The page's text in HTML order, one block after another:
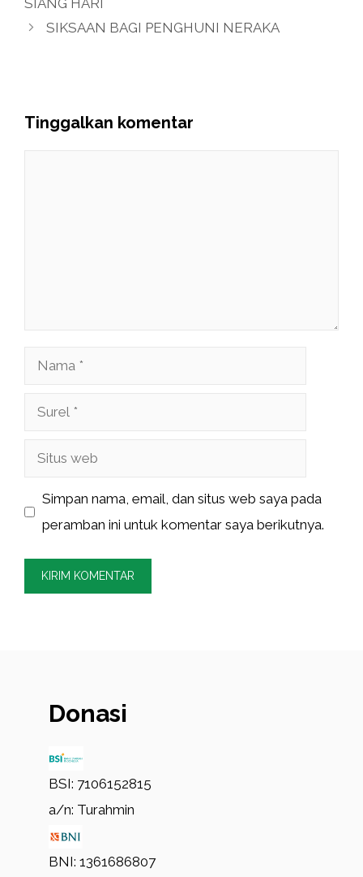
SIANG HARI
SIKSAAN BAGI PENGHUNI NERAKA
Tinggalkan komentar
Nama
Surel
Situs
Simpan nama, email, dan situs web saya pada
peramban ini untuk komentar saya berikutnya.
Donasi
BSI: 7106152815
a/n: Turahmin
BNI: 1361686807